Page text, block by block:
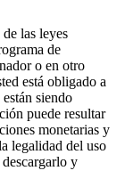
las leyes
de
o en otro
está obligado a
siendo
puede resultar
monetarias y
legalidad del uso
y